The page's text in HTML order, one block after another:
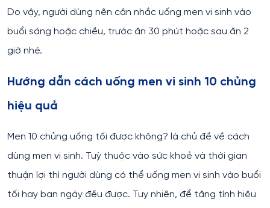
Do vậy, người dùng nên cân nhắc uống men vi sinh vào
buổi sáng hoặc chiều, trước ăn 30 phút hoặc sau ăn 2
giờ nhé.
Hướng dẫn cách uống men vi sinh 10 chủng
hiệu quả
Men 10 chủng uống tối được không? là chủ đề về cách
dùng men vi sinh. Tuỳ thuộc vào sức khoẻ và thời gian
thuận lợi thì người dùng có thể uống men vi sinh vào buổi
tối hay ban ngày đều được. Tuy nhiên, để tăng tính hiệu